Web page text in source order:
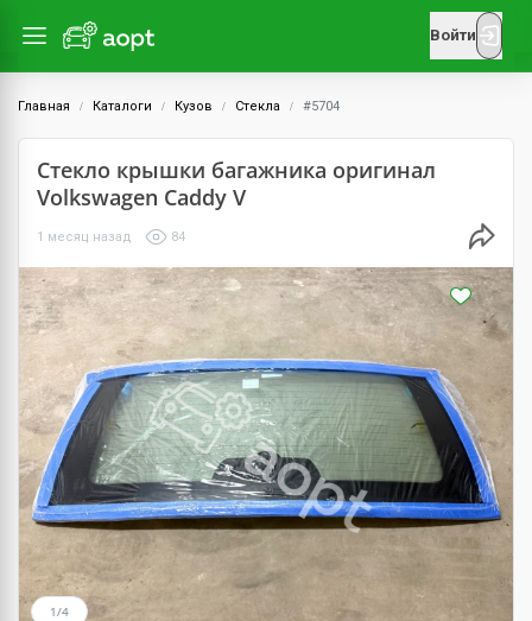
Войти
Главная Каталоги Кузов Стекла #5704
Стекло крышки багажника оригинал
Volkswagen Caddy V
1 месяц назад 84
1/4